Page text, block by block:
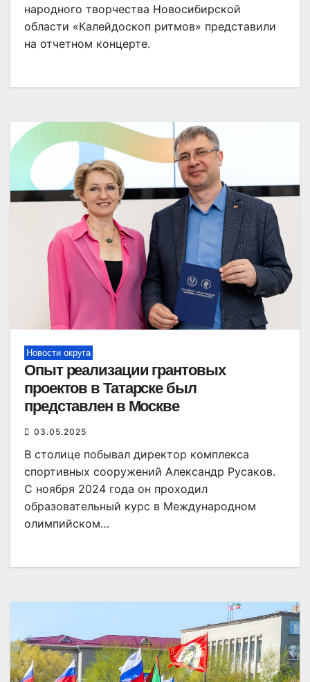
народного творчества Новосибирской
области «Калейдоскоп ритмов» представили
на отчетном концерте.
Новости округа
Опыт реализации грантовых
проектов в Татарске был
представлен в Москве
03.05.2025
В столице побывал директор комплекса
спортивных сооружений Александр Русаков.
С ноября 2024 года он проходил
образовательный курс в Международном
олимпийском…